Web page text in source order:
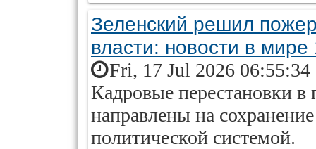
Зеленский решил
власти: новости в
Fri, 17 Jul 2026 06:55:34
Кадровые перестановки в
направлены на
политической системой.